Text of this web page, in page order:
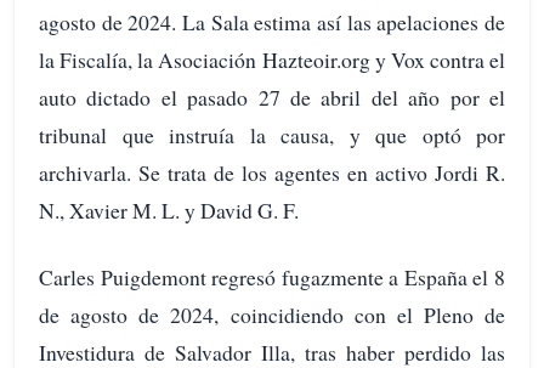
agosto de 2024. La Sala estima así las apelaciones de
la Fiscalía, la Asociación Hazteoir.org y Vox contra el
auto dictado el pasado 27 de abril del año por el
tribunal que instruía la causa, y que optó por
archivarla. Se trata de los agentes en activo Jordi R.
N., Xavier M. L. y David G. F.
Carles Puigdemont regresó fugazmente a España el 8
de agosto de 2024, coincidiendo con el Pleno de
Investidura de Salvador Illa, tras haber perdido las